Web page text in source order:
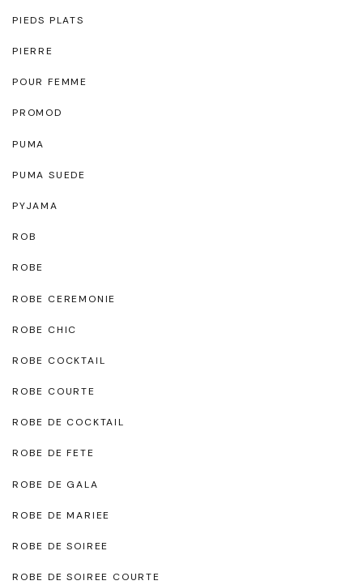
PIEDS PLATS
PIERRE
POUR FEMME
PROMOD
PUMA
PUMA SUEDE
PYJAMA
ROB
ROBE
ROBE CEREMONIE
ROBE CHIC
ROBE COCKTAIL
ROBE COURTE
ROBE DE COCKTAIL
ROBE DE FETE
ROBE DE GALA
ROBE DE MARIEE
ROBE DE SOIREE
ROBE DE SOIREE COURTE